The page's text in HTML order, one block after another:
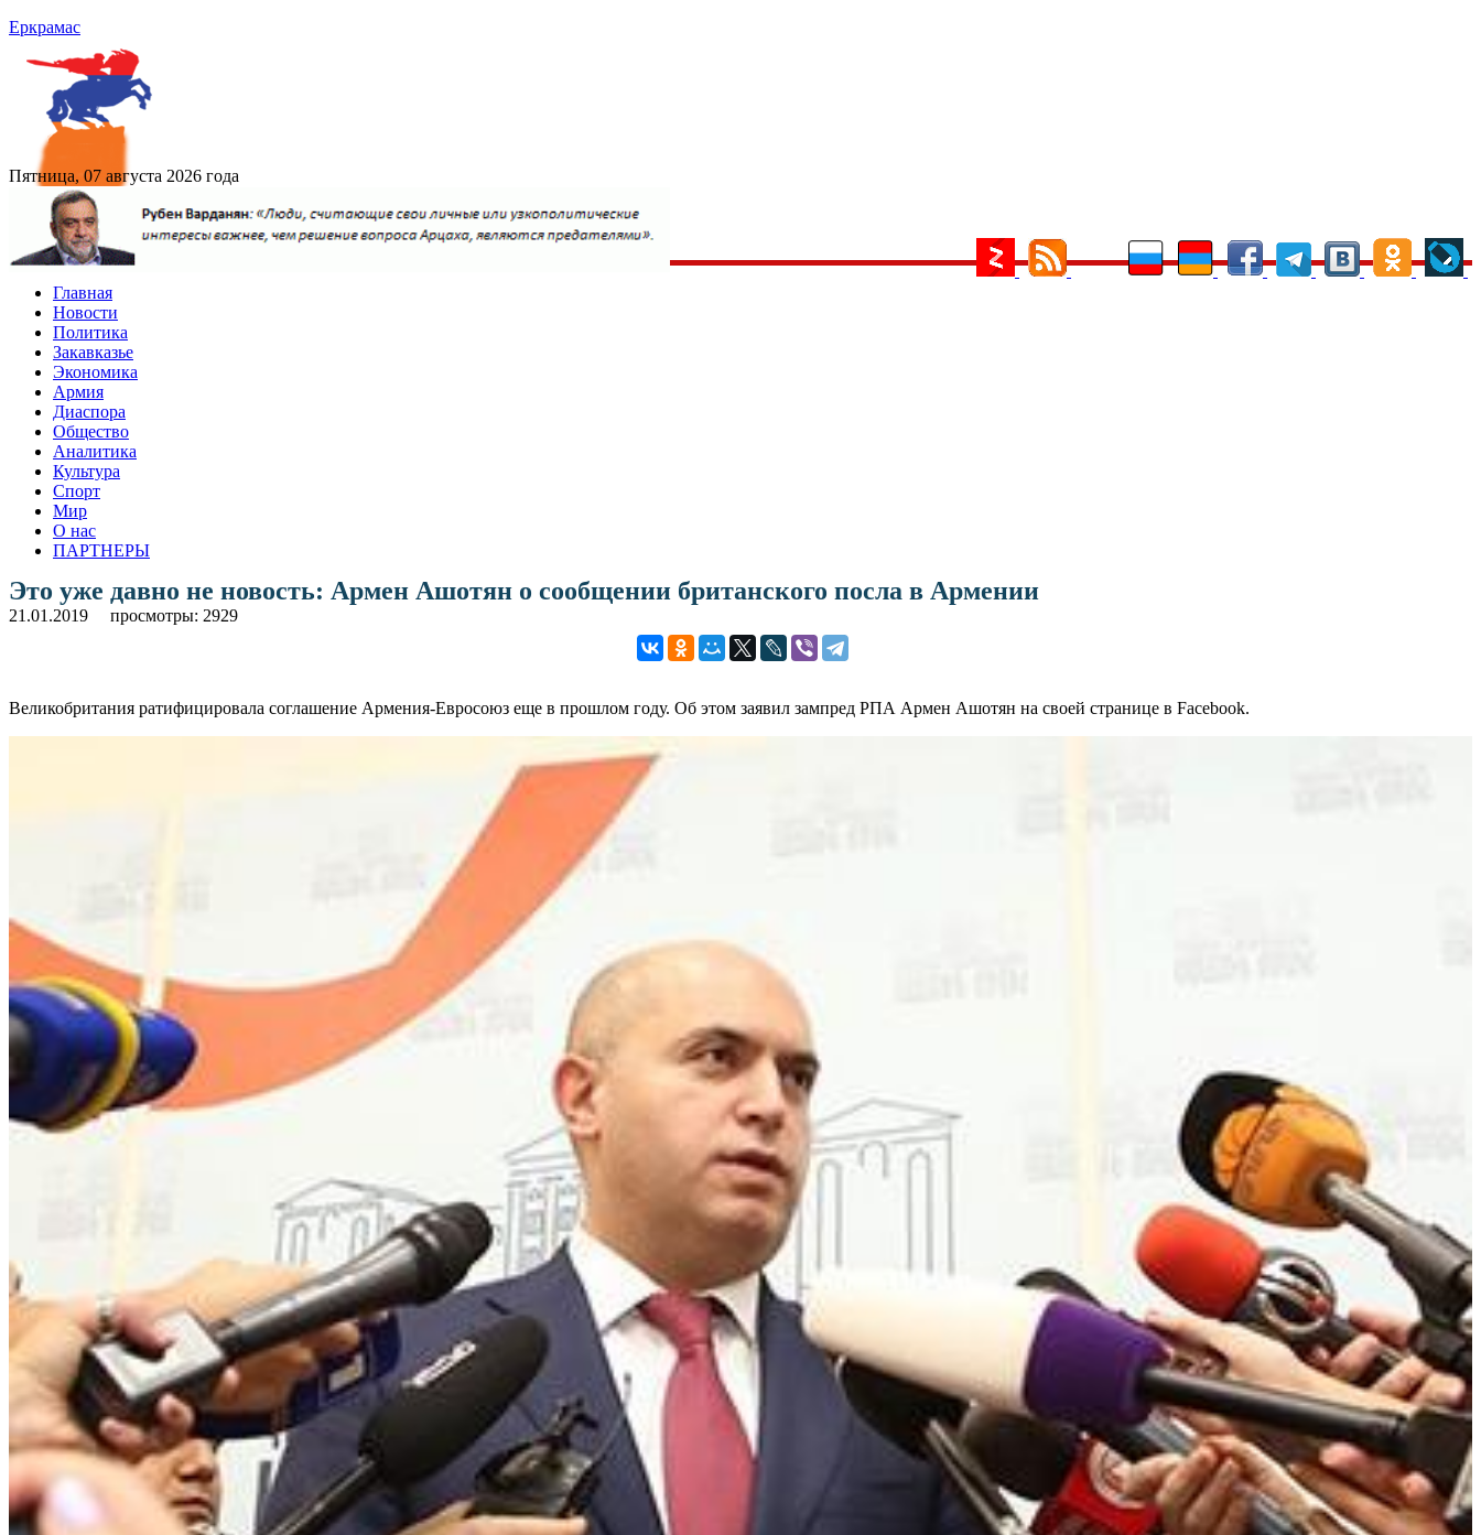
Еркрамас
Пятница, 07 августа 2026 года
Главная
Новости
Политика
Закавказье
Экономика
Армия
Диаспора
Общество
Аналитика
Культура
Спорт
Мир
О нас
ПАРТНЕРЫ
Это уже давно не новость: Армен Ашотян о сообщении британского посла в Армении
21.01.2019 просмотры: 2929
Великобритания ратифицировала соглашение Армения-Евросоюз еще в прошлом году. Об этом заявил зампред РПА Армен Ашотян на своей странице в Facebook.